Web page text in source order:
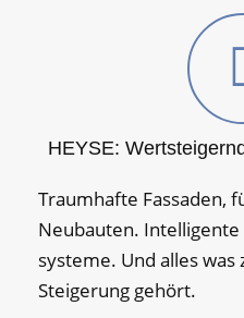
HEYSE:
Traumhafte Fassaden,
Neu­bauten.
systeme. Und alles was
Steigerung gehört.